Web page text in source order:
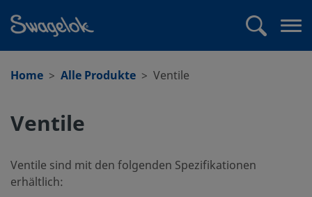
Home
Alle Produkte Ventile
Ventile
Ventile sind mit den folgenden Spezifikationen
erhältlich: